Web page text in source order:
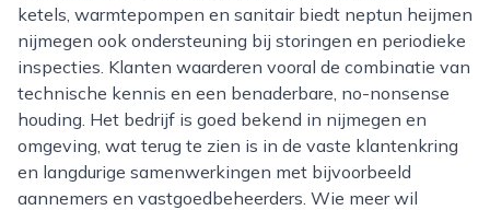
ketels, warmtepompen en sanitair biedt neptun heijmen
nijmegen ook ondersteuning bij storingen en periodieke
inspecties. Klanten waarderen vooral de combinatie van
technische kennis en een benaderbare, no-nonsense
houding. Het bedrijf is goed bekend in nijmegen en
omgeving, wat terug te zien is in de vaste klantenkring
en langdurige samenwerkingen met bijvoorbeeld
aannemers en vastgoedbeheerders. Wie meer wil